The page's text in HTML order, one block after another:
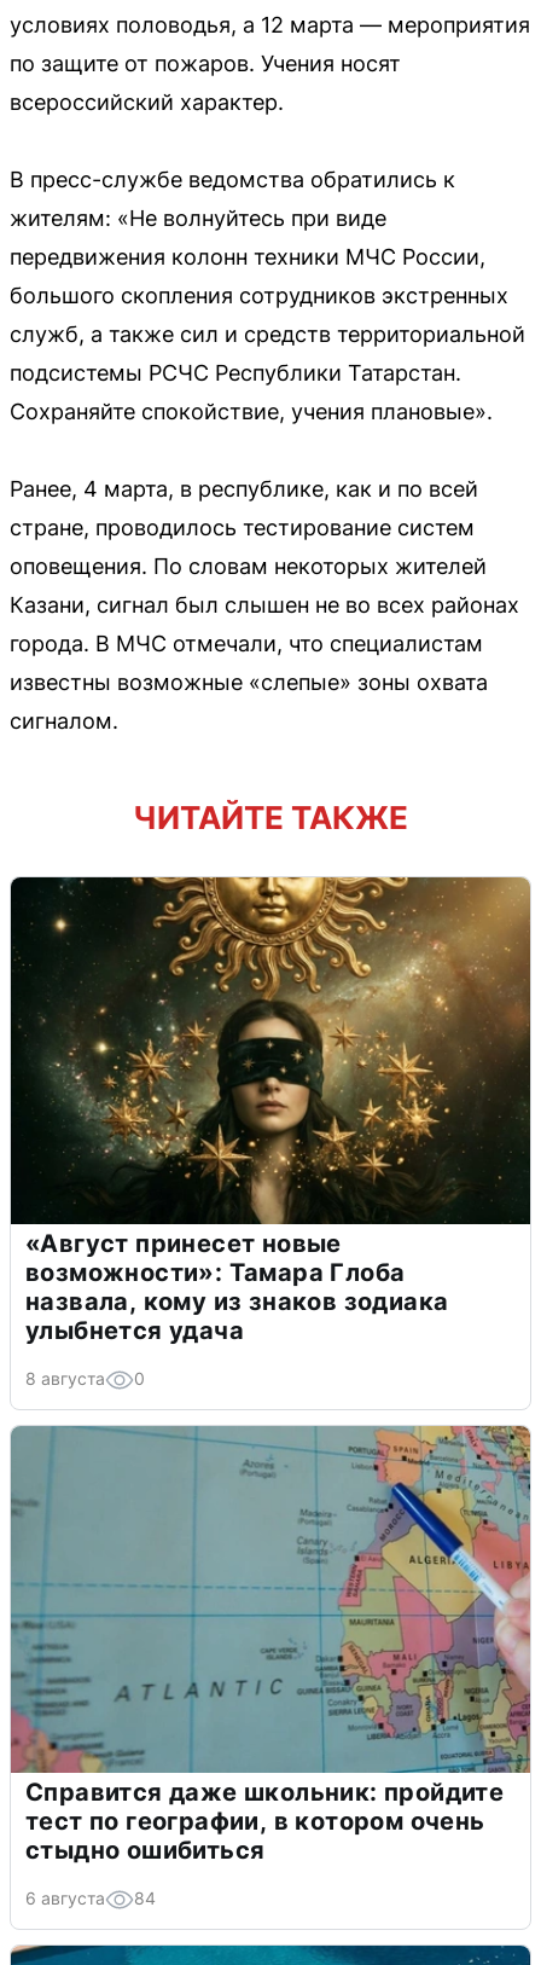
условиях половодья, а 12 марта — мероприятия
по защите от пожаров. Учения носят
всероссийский характер.
В пресс-службе ведомства обратились к
жителям: «Не волнуйтесь при виде
передвижения колонн техники МЧС России,
большого скопления сотрудников экстренных
служб, а также сил и средств территориальной
подсистемы РСЧС Республики Татарстан.
Сохраняйте спокойствие, учения плановые».
Ранее, 4 марта, в республике, как и по всей
стране, проводилось тестирование систем
оповещения. По словам некоторых жителей
Казани, сигнал был слышен не во всех районах
города. В МЧС отмечали, что специалистам
известны возможные «слепые» зоны охвата
сигналом.
ЧИТАЙТЕ ТАКЖЕ
«Август принесет новые
возможности»: Тамара Глоба
назвала, кому из знаков зодиака
улыбнется удача
8 августа 0
Справится даже школьник: пройдите
тест по географии, в котором очень
стыдно ошибиться
6 августа 84